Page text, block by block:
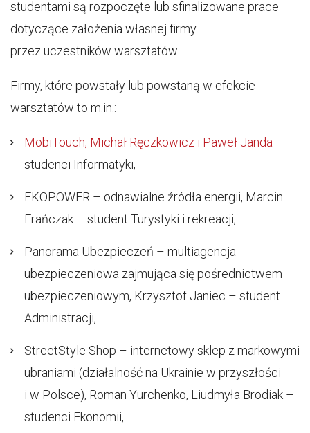
studentami są rozpoczęte lub sfinalizowane prace
dotyczące założenia własnej firmy
przez uczestników warsztatów.
Firmy, które powstały lub powstaną w efekcie
warsztatów to m.in.:
MobiTouch, Michał Ręczkowicz i Paweł Janda –
studenci Informatyki,
EKOPOWER – odnawialne źródła energii, Marcin
Frańczak – student Turystyki i rekreacji,
Panorama Ubezpieczeń – multiagencja
ubezpieczeniowa zajmująca się pośrednictwem
ubezpieczeniowym, Krzysztof Janiec – student
Administracji,
StreetStyle Shop – internetowy sklep z markowymi
ubraniami (działalność na Ukrainie w przyszłości
i w Polsce), Roman Yurchenko, Liudmyła Brodiak –
studenci Ekonomii,